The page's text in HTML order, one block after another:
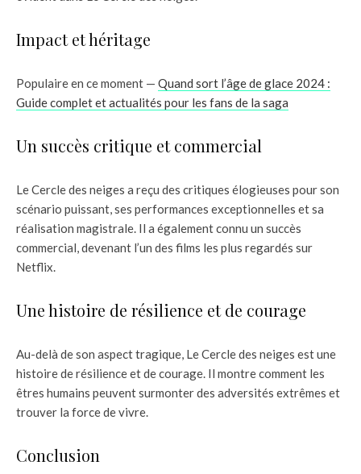
Impact et héritage
Populaire en ce moment — Quand sort l’âge de glace 2024 :
Guide complet et actualités pour les fans de la saga
Un succès critique et commercial
Le Cercle des neiges a reçu des critiques élogieuses pour son
scénario puissant, ses performances exceptionnelles et sa
réalisation magistrale. Il a également connu un succès
commercial, devenant l’un des films les plus regardés sur
Netflix.
Une histoire de résilience et de courage
Au-delà de son aspect tragique, Le Cercle des neiges est une
histoire de résilience et de courage. Il montre comment les
êtres humains peuvent surmonter des adversités extrêmes et
trouver la force de vivre.
Conclusion